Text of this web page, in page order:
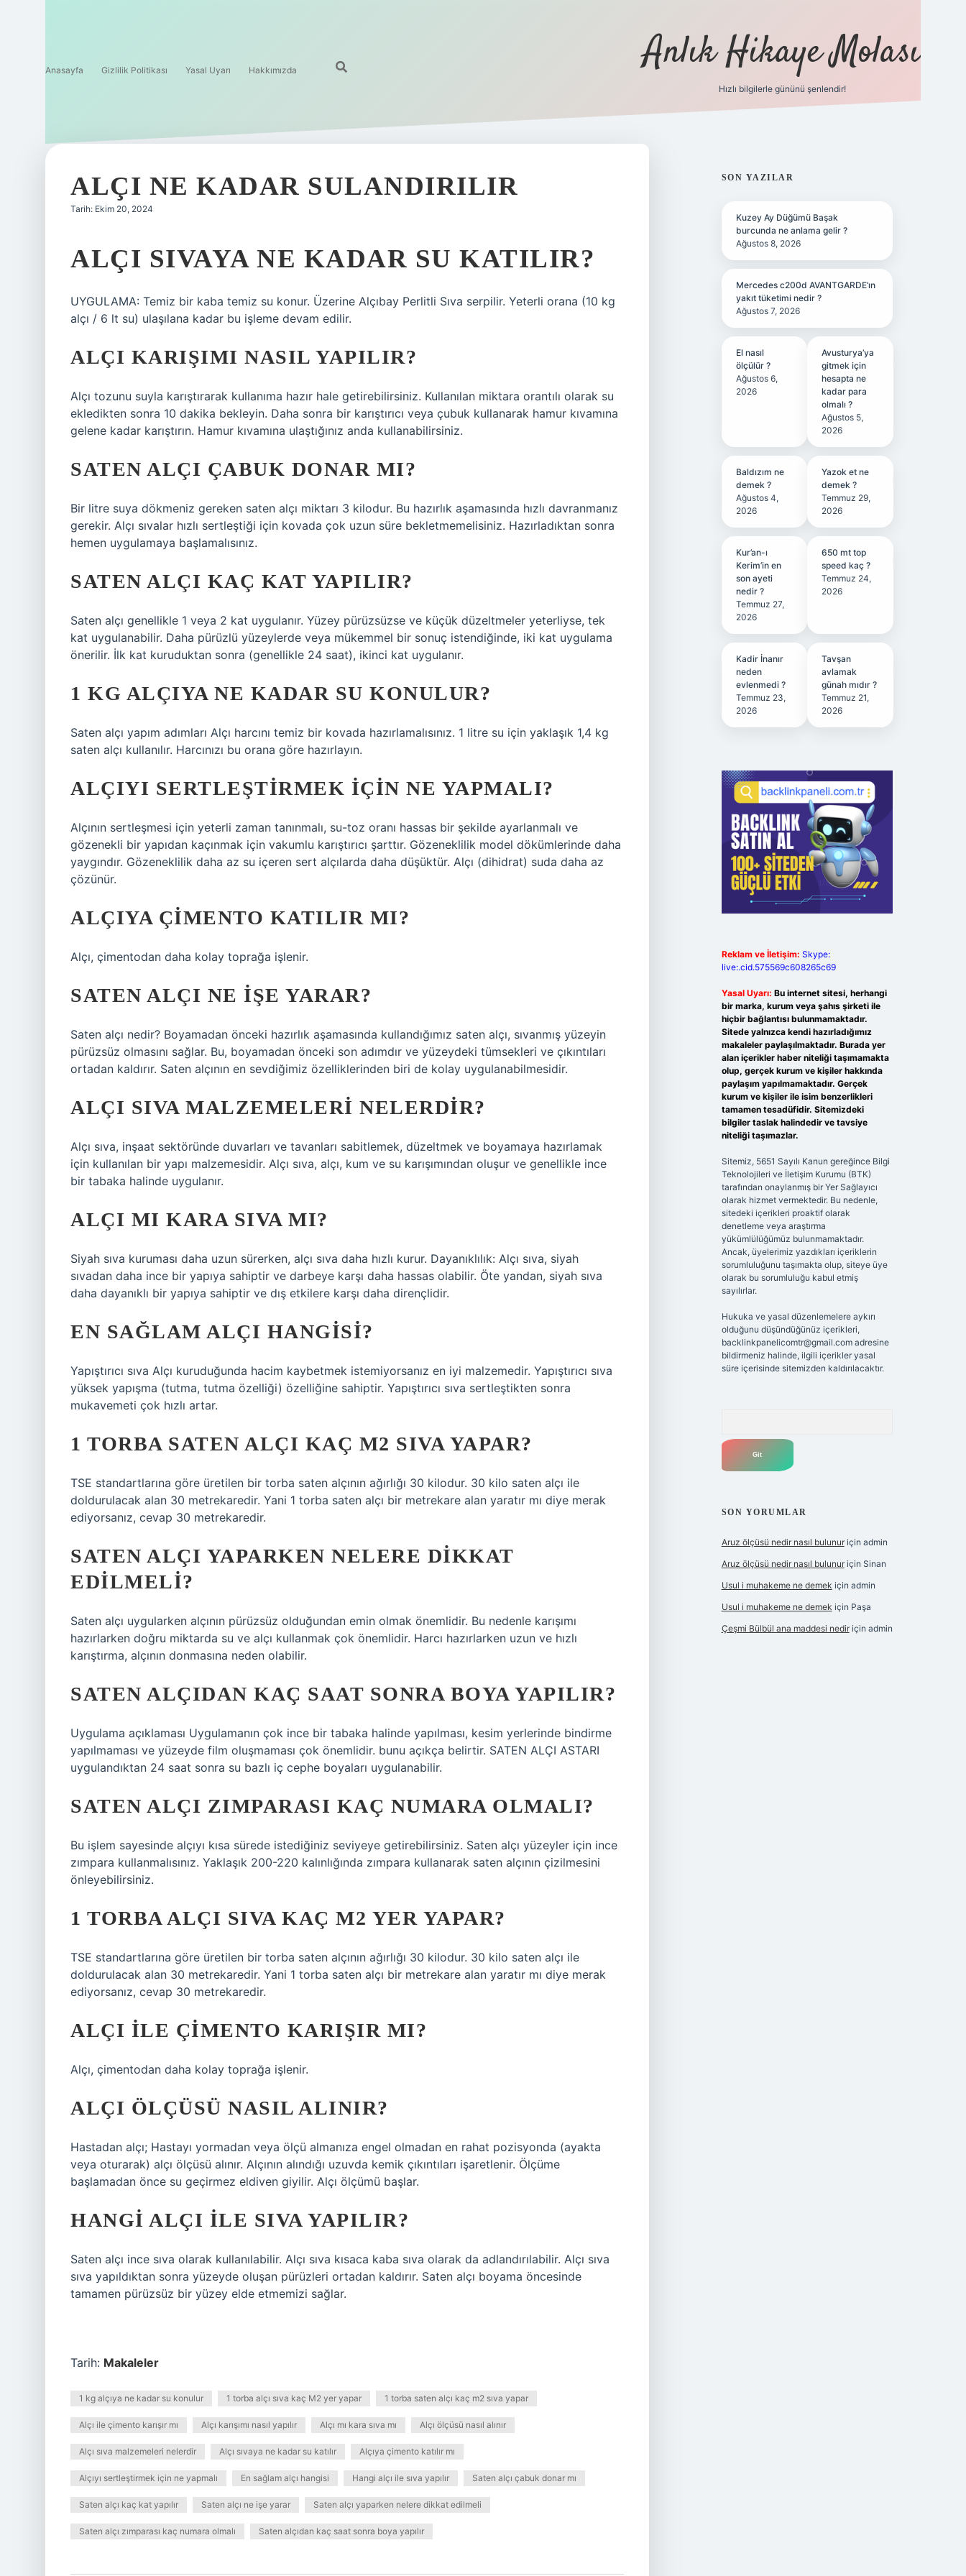
Anasayfa Gizlilik Politikası Yasal Uyarı Hakkımızda Anlık Hikaye Molası
Hızlı bilgilerle gününü şenlendir!
ALÇI NE KADAR SULANDIRILIR
Tarih: Ekim 20, 2024
ALÇI SIVAYA NE KADAR SU KATILIR?
UYGULAMA: Temiz bir kaba temiz su konur. Üzerine Alçıbay Perlitli Sıva serpilir. Yeterli orana (10 kg
alçı / 6 lt su) ulaşılana kadar bu işleme devam edilir.
ALÇI KARIŞIMI NASIL YAPILIR?
Alçı tozunu suyla karıştırarak kullanıma hazır hale getirebilirsiniz. Kullanılan miktara orantılı olarak su
ekledikten sonra 10 dakika bekleyin. Daha sonra bir karıştırıcı veya çubuk kullanarak hamur kıvamına
gelene kadar karıştırın. Hamur kıvamına ulaştığınız anda kullanabilirsiniz.
SATEN ALÇI ÇABUK DONAR MI?
Bir litre suya dökmeniz gereken saten alçı miktarı 3 kilodur. Bu hazırlık aşamasında hızlı davranmanız
gerekir. Alçı sıvalar hızlı sertleştiği için kovada çok uzun süre bekletmemelisiniz. Hazırladıktan sonra
hemen uygulamaya başlamalısınız.
SATEN ALÇI KAÇ KAT YAPILIR?
Saten alçı genellikle 1 veya 2 kat uygulanır. Yüzey pürüzsüzse ve küçük düzeltmeler yeterliyse, tek
kat uygulanabilir. Daha pürüzlü yüzeylerde veya mükemmel bir sonuç istendiğinde, iki kat uygulama
önerilir. İlk kat kuruduktan sonra (genellikle 24 saat), ikinci kat uygulanır.
1 KG ALÇIYA NE KADAR SU KONULUR?
Saten alçı yapım adımları Alçı harcını temiz bir kovada hazırlamalısınız. 1 litre su için yaklaşık 1,4 kg
saten alçı kullanılır. Harcınızı bu orana göre hazırlayın.
ALÇIYI SERTLEŞTIRMEK IÇIN NE YAPMALI?
Alçının sertleşmesi için yeterli zaman tanınmalı, su-toz oranı hassas bir şekilde ayarlanmalı ve
gözenekli bir yapıdan kaçınmak için vakumlu karıştırıcı şarttır. Gözeneklilik model dökümlerinde daha
yaygındır. Gözeneklilik daha az su içeren sert alçılarda daha düşüktür. Alçı (dihidrat) suda daha az
çözünür.
ALÇIYA ÇIMENTO KATILIR MI?
Alçı, çimentodan daha kolay toprağa işlenir.
SATEN ALÇI NE IŞE YARAR?
Saten alçı nedir? Boyamadan önceki hazırlık aşamasında kullandığımız saten alçı, sıvanmış yüzeyin
pürüzsüz olmasını sağlar. Bu, boyamadan önceki son adımdır ve yüzeydeki tümsekleri ve çıkıntıları
ortadan kaldırır. Saten alçının en sevdiğimiz özelliklerinden biri de kolay uygulanabilmesidir.
ALÇI SIVA MALZEMELERI NELERDIR?
Alçı sıva, inşaat sektöründe duvarları ve tavanları sabitlemek, düzeltmek ve boyamaya hazırlamak
için kullanılan bir yapı malzemesidir. Alçı sıva, alçı, kum ve su karışımından oluşur ve genellikle ince
bir tabaka halinde uygulanır.
ALÇI MI KARA SIVA MI?
Siyah sıva kuruması daha uzun sürerken, alçı sıva daha hızlı kurur. Dayanıklılık: Alçı sıva, siyah
sıvadan daha ince bir yapıya sahiptir ve darbeye karşı daha hassas olabilir. Öte yandan, siyah sıva
daha dayanıklı bir yapıya sahiptir ve dış etkilere karşı daha dirençlidir.
EN SAĞLAM ALÇI HANGISI?
Yapıştırıcı sıva Alçı kuruduğunda hacim kaybetmek istemiyorsanız en iyi malzemedir. Yapıştırıcı sıva
yüksek yapışma (tutma, tutma özelliği) özelliğine sahiptir. Yapıştırıcı sıva sertleştikten sonra
mukavemeti çok hızlı artar.
1 TORBA SATEN ALÇI KAÇ M2 SIVA YAPAR?
TSE standartlarına göre üretilen bir torba saten alçının ağırlığı 30 kilodur. 30 kilo saten alçı ile
doldurulacak alan 30 metrekaredir. Yani 1 torba saten alçı bir metrekare alan yaratır mı diye merak
ediyorsanız, cevap 30 metrekaredir.
SATEN ALÇI YAPARKEN NELERE DIKKAT
EDILMELI?
Saten alçı uygularken alçının pürüzsüz olduğundan emin olmak önemlidir. Bu nedenle karışımı
hazırlarken doğru miktarda su ve alçı kullanmak çok önemlidir. Harcı hazırlarken uzun ve hızlı
karıştırma, alçının donmasına neden olabilir.
SATEN ALÇIDAN KAÇ SAAT SONRA BOYA YAPILIR?
Uygulama açıklaması Uygulamanın çok ince bir tabaka halinde yapılması, kesim yerlerinde bindirme
yapılmaması ve yüzeyde film oluşmaması çok önemlidir. bunu açıkça belirtir. SATEN ALÇI ASTARI
uygulandıktan 24 saat sonra su bazlı iç cephe boyaları uygulanabilir.
SATEN ALÇI ZIMPARASI KAÇ NUMARA OLMALI?
Bu işlem sayesinde alçıyı kısa sürede istediğiniz seviyeye getirebilirsiniz. Saten alçı yüzeyler için ince
zımpara kullanmalısınız. Yaklaşık 200-220 kalınlığında zımpara kullanarak saten alçının çizilmesini
önleyebilirsiniz.
1 TORBA ALÇI SIVA KAÇ M2 YER YAPAR?
TSE standartlarına göre üretilen bir torba saten alçının ağırlığı 30 kilodur. 30 kilo saten alçı ile
doldurulacak alan 30 metrekaredir. Yani 1 torba saten alçı bir metrekare alan yaratır mı diye merak
ediyorsanız, cevap 30 metrekaredir.
ALÇI ILE ÇIMENTO KARIŞIR MI?
Alçı, çimentodan daha kolay toprağa işlenir.
ALÇI ÖLÇÜSÜ NASIL ALINIR?
Hastadan alçı; Hastayı yormadan veya ölçü almanıza engel olmadan en rahat pozisyonda (ayakta
veya oturarak) alçı ölçüsü alınır. Alçının alındığı uzuvda kemik çıkıntıları işaretlenir. Ölçüme
başlamadan önce su geçirmez eldiven giyilir. Alçı ölçümü başlar.
HANGI ALÇI ILE SIVA YAPILIR?
Saten alçı ince sıva olarak kullanılabilir. Alçı sıva kısaca kaba sıva olarak da adlandırılabilir. Alçı sıva
sıva yapıldıktan sonra yüzeyde oluşan pürüzleri ortadan kaldırır. Saten alçı boyama öncesinde
tamamen pürüzsüz bir yüzey elde etmemizi sağlar.
Tarih: Makaleler
1 kg alçıya ne kadar su konulur 1 torba alçı sıva kaç M2 yer yapar 1 torba saten alçı kaç m2 sıva yapar
Alçı ile çimento karışır mı Alçı karışımı nasıl yapılır Alçı mı kara sıva mı Alçı ölçüsü nasıl alınır
Alçı sıva malzemeleri nelerdir Alçı sıvaya ne kadar su katılır Alçıya çimento katılır mı
Alçıyı sertleştirmek için ne yapmalı En sağlam alçı hangisi Hangi alçı ile sıva yapılır Saten alçı çabuk donar mı
Saten alçı kaç kat yapılır Saten alçı ne işe yarar Saten alçı yaparken nelere dikkat edilmeli
Saten alçı zımparası kaç numara olmalı Saten alçıdan kaç saat sonra boya yapılır
SIDEBAR
SON YAZILAR
Kuzey Ay Düğümü Başak
burcunda ne anlama gelir ?
Ağustos 8, 2026
Mercedes c200d AVANTGARDE’ın
yakıt tüketimi nedir ?
Ağustos 7, 2026
El nasıl
ölçülür ?
Ağustos 6,
2026
Avusturya’ya
gitmek için
hesapta ne
kadar para
olmalı ?
Ağustos 5,
2026
Baldızım ne
demek ?
Ağustos 4,
2026
Yazok et ne
demek ?
Temmuz 29,
2026
Kur’an-ı
Kerim’in en
son ayeti
nedir ?
Temmuz 27,
2026
650 mt top
speed kaç ?
Temmuz 24,
2026
Kadir İnanır
neden
evlenmedi ?
Temmuz 23,
2026
Tavşan
avlamak
günah mıdır ?
Temmuz 21,
2026
Reklam ve İletişim: Skype:
live:.cid.575569c608265c69
Yasal Uyarı: Bu internet sitesi, herhangi
bir marka, kurum veya şahıs şirketi ile
hiçbir bağlantısı bulunmamaktadır.
Sitede yalnızca kendi hazırladığımız
makaleler paylaşılmaktadır. Burada yer
alan içerikler haber niteliği taşımamakta
olup, gerçek kurum ve kişiler hakkında
paylaşım yapılmamaktadır. Gerçek
kurum ve kişiler ile isim benzerlikleri
tamamen tesadüfidir. Sitemizdeki
bilgiler taslak halindedir ve tavsiye
niteliği taşımazlar.
Sitemiz, 5651 Sayılı Kanun gereğince Bilgi
Teknolojileri ve İletişim Kurumu (BTK)
tarafından onaylanmış bir Yer Sağlayıcı
olarak hizmet vermektedir. Bu nedenle,
sitedeki içerikleri proaktif olarak
denetleme veya araştırma
yükümlülüğümüz bulunmamaktadır.
Ancak, üyelerimiz yazdıkları içeriklerin
sorumluluğunu taşımakta olup, siteye üye
olarak bu sorumluluğu kabul etmiş
sayılırlar.
Hukuka ve yasal düzenlemelere aykırı
olduğunu düşündüğünüz içerikleri,
backlinkpanelicomtr@gmail.comadresine
bildirmeniz halinde, ilgili içerikler yasal
süre içerisinde sitemizden kaldırılacaktır.
SON YORUMLAR
Aruz ölçüsü nedir nasıl bulunuriçin admin
Aruz ölçüsü nedir nasıl bulunuriçin Sinan
Usul i muhakeme ne demek için admin
Usul i muhakeme ne demek için Paşa
Çeşmi Bülbül ana maddesi nediriçin admin